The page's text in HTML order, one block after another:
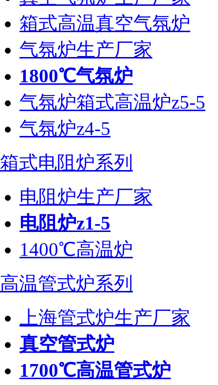
箱式高温真空气氛炉
气氛炉生产厂家
1800℃气氛炉
气氛炉箱式高温炉z5-5
气氛炉z4-5
箱式电阻炉系列
电阻炉生产厂家
电阻炉z1-5
1400℃高温炉
高温管式炉系列
上海管式炉生产厂家
真空管式炉
1700℃高温管式炉